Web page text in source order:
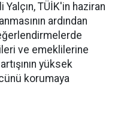
TÜİK'in haziran
ardından
ve emeklilerine
yüksek
korumaya